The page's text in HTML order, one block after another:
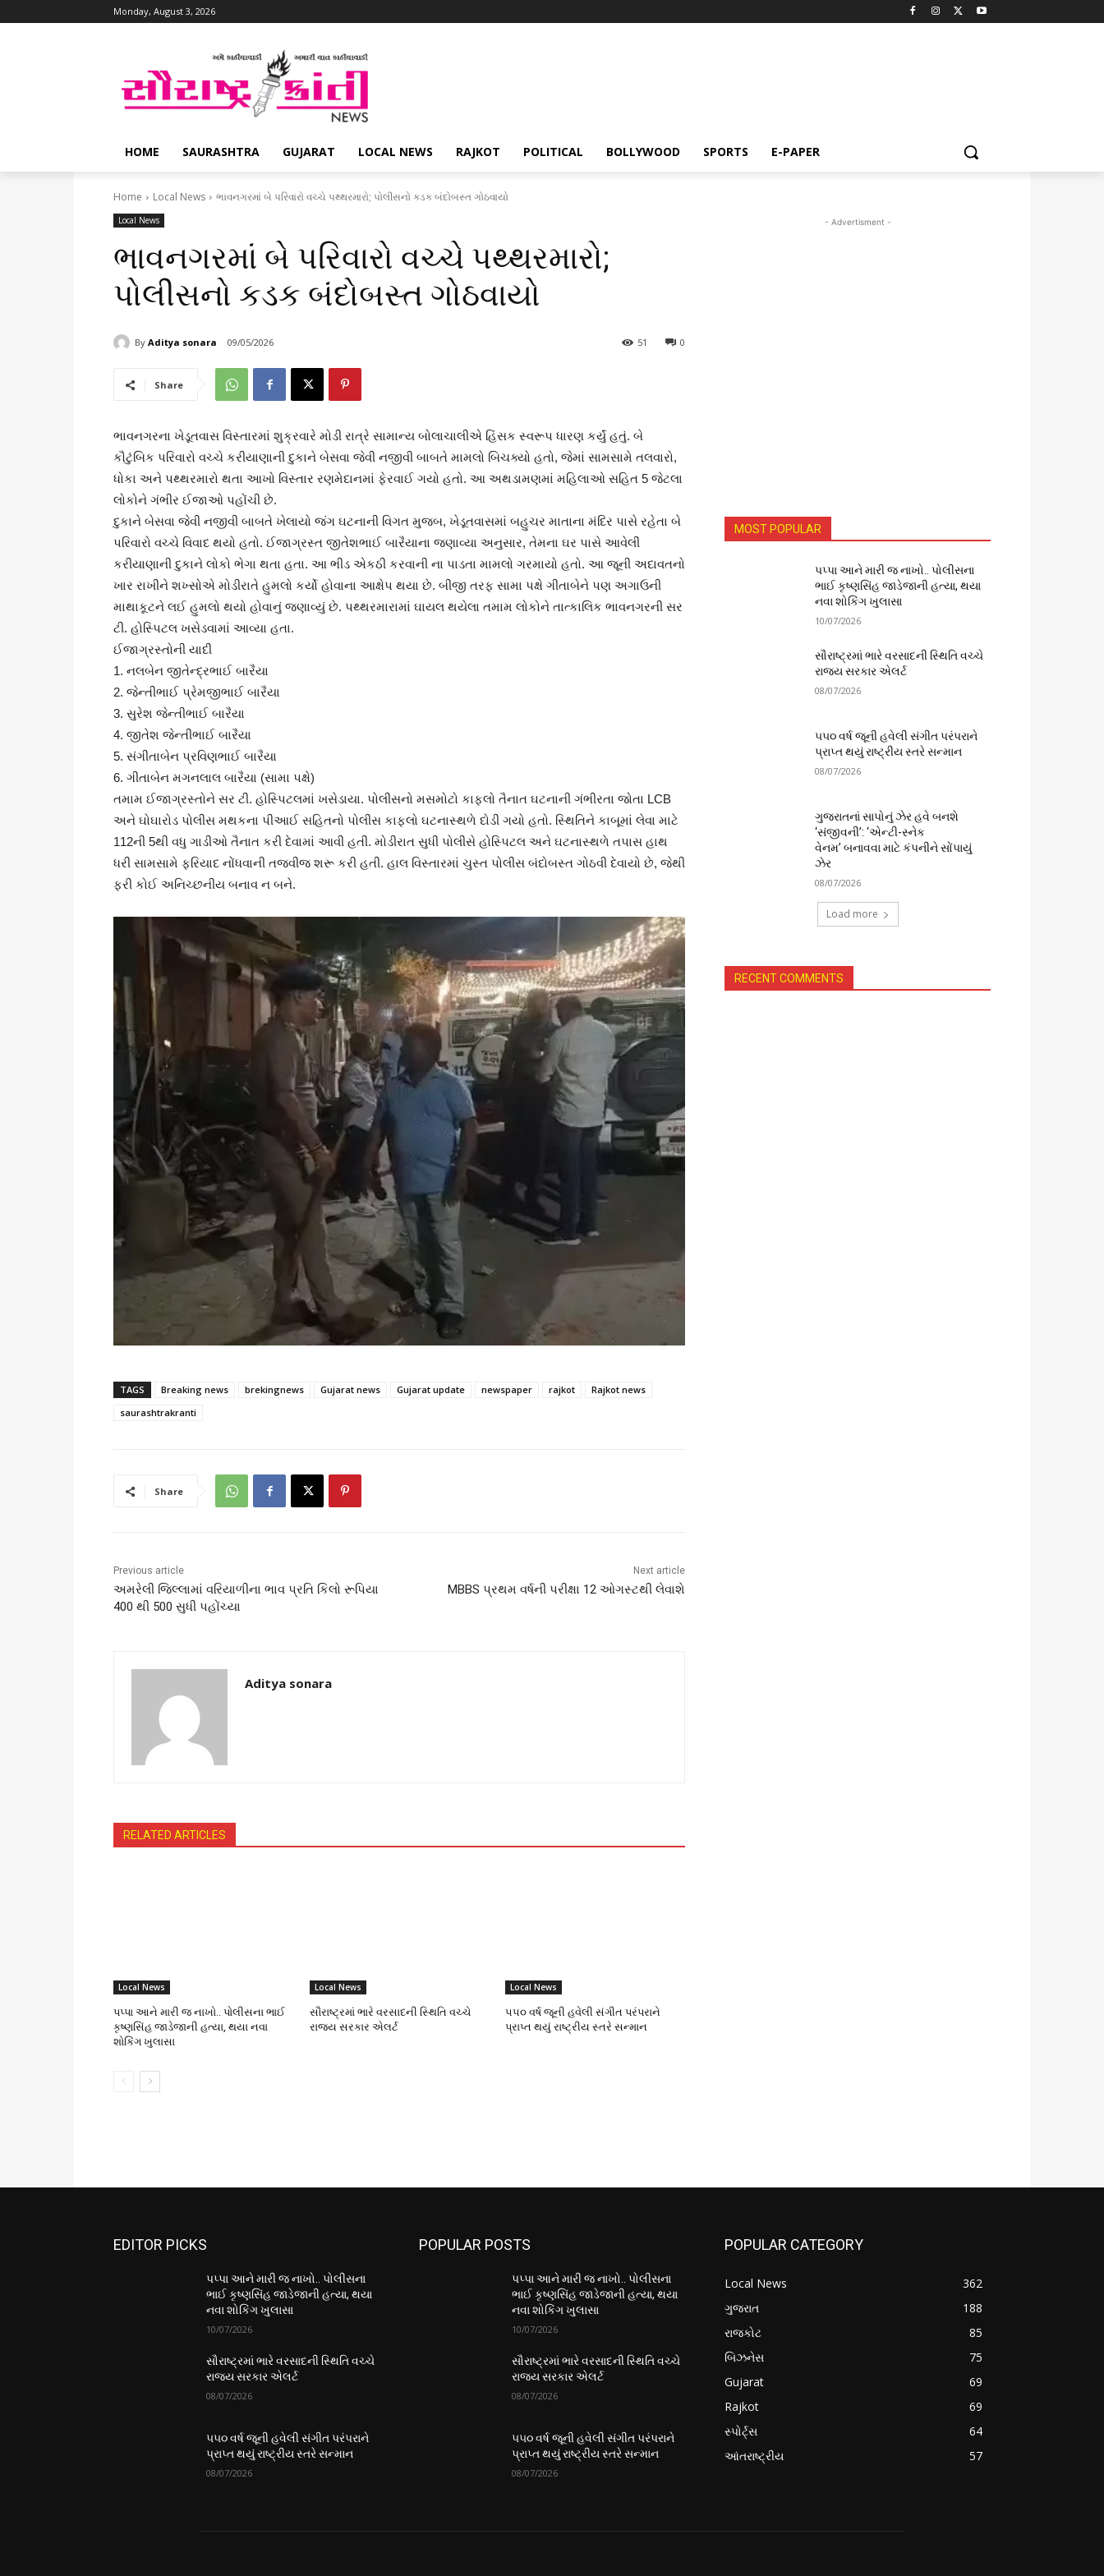
Monday, August 3, 2026
HOME SAURASHTRA GUJARAT LOCAL NEWS RAJKOT POLITICAL BOLLYWOOD SPORTS E-PAPER
Home Local News ભાવનગરમાં બે પરિવારો વચ્ચે પથ્થરમારો; પોલીસનો કડક બંદોબસ્ત ગોઠવાયો
Local News
ભાવનગરમાં બે પરિવારો વચ્ચે પથ્થરમારો;
પોલીસનો કડક બંદોબસ્ત ગોઠવાયો
By Aditya sonara 09/05/2026 0
51
Share
ભાવનગરના ખેડૂતવાસ વિસ્તારમાં શુક્રવારે મોડી રાત્રે સામાન્ય બોલાચાલીએ હિંસક સ્વરૂપ ધારણ કર્યું હતું. બે
કૌટુંબિક પરિવારો વચ્ચે કરીયાણાની દુકાને બેસવા જેવી નજીવી બાબતે મામલો બિચક્યો હતો, જેમાં સામસામે તલવારો,
ધોકા અને પથ્થરમારો થતા આખો વિસ્તાર રણમેદાનમાં ફેરવાઈ ગયો હતો. આ અથડામણમાં મહિલાઓ સહિત 5 જેટલા
લોકોને ગંભીર ઈજાઓ પહોંચી છે.
દુકાને બેસવા જેવી નજીવી બાબતે ખેલાયો જંગ ઘટનાની વિગત મુજબ, ખેડૂતવાસમાં બહુચર માતાના મંદિર પાસે રહેતા બે
પરિવારો વચ્ચે વિવાદ થયો હતો. ઈજાગ્રસ્ત જીતેશભાઈ બારૈયાના જણાવ્યા અનુસાર, તેમના ઘર પાસે આવેલી
કરીયાણાની દુકાને લોકો ભેગા થતા હતા. આ ભીડ એકઠી કરવાની ના પાડતા મામલો ગરમાયો હતો. આ જૂની અદાવતનો
ખાર રાખીને શખ્સોએ મોડીરાતે હુમલો કર્યો હોવાના આક્ષેપ થયા છે. બીજી તરફ સામા પક્ષે ગીતાબેને પણ અગાઉની
માથાકૂટને લઈ હુમલો થયો હોવાનું જણાવ્યું છે. પથ્થરમારામાં ઘાયલ થયેલા તમામ લોકોને તાત્કાલિક ભાવનગરની સર
ટી. હોસ્પિટલ ખસેડવામાં આવ્યા હતા.
ઈજાગ્રસ્તોની યાદી
1. નલબેન જીતેન્દ્રભાઈ બારૈયા
2. જેન્તીભાઈ પ્રેમજીભાઈ બારૈયા
3. સુરેશ જેન્તીભાઈ બારૈયા
4. જીતેશ જેન્તીભાઈ બારૈયા
5. સંગીતાબેન પ્રવિણભાઈ બારૈયા
6. ગીતાબેન મગનલાલ બારૈયા (સામા પક્ષે)
તમામ ઈજાગ્રસ્તોને સર ટી. હોસ્પિટલમાં ખસેડાયા. પોલીસનો મસમોટો કાફલો તૈનાત ઘટનાની ગંભીરતા જોતા LCB
અને ઘોઘારોડ પોલીસ મથકના પીઆઈ સહિતનો પોલીસ કાફલો ઘટનાસ્થળે દોડી ગયો હતો. સ્થિતિને કાબૂમાં લેવા માટે
112ની 5થી વધુ ગાડીઓ તૈનાત કરી દેવામાં આવી હતી. મોડીરાત સુધી પોલીસે હોસ્પિટલ અને ઘટનાસ્થળે તપાસ હાથ
ધરી સામસામે ફરિયાદ નોંધવાની તજવીજ શરૂ કરી હતી. હાલ વિસ્તારમાં ચુસ્ત પોલીસ બંદોબસ્ત ગોઠવી દેવાયો છે, જેથી
ફરી કોઈ અનિચ્છનીય બનાવ ન બને.
TAGS Breaking news brekingnews Gujarat news Gujarat update newspaper rajkot
Rajkot news
saurashtrakranti
Share
Previous article
અમરેલી જિલ્લામાં વરિયાળીના ભાવ પ્રતિ કિલો રૂપિયા
400 થી 500 સુધી પહોંચ્યા
Next article
MBBS પ્રથમ વર્ષની પરીક્ષા 12 ઓગસ્ટથી લેવાશે
Aditya sonara
RELATED ARTICLES
Local News
પપ્પા આને મારી જ નાખો.. પોલીસના ભાઈ
કૃષ્ણસિંહ જાડેજાની હત્યા, થયા નવા
શોકિંગ ખુલાસા
Local News
સૌરાષ્ટ્રમાં ભારે વરસાદની સ્થિતિ વચ્ચે
રાજ્ય સરકાર એલર્ટ
Local News
૫૫૦ વર્ષ જૂની હવેલી સંગીત પરંપરાને
પ્રાપ્ત થયું રાષ્ટ્રીય સ્તરે સન્માન
- Advertisment -
MOST POPULAR
પપ્પા આને મારી જ નાખો.. પોલીસના
ભાઈ કૃષ્ણસિંહ જાડેજાની હત્યા, થયા
નવા શોકિંગ ખુલાસા
10/07/2026
સૌરાષ્ટ્રમાં ભારે વરસાદની સ્થિતિ વચ્ચે
રાજ્ય સરકાર એલર્ટ
08/07/2026
૫૫૦ વર્ષ જૂની હવેલી સંગીત પરંપરાને
પ્રાપ્ત થયું રાષ્ટ્રીય સ્તરે સન્માન
08/07/2026
ગુજરાતનાં સાપોનું ઝેર હવે બનશે
‘સંજીવની’: ‘એન્ટી-સ્નેક
વેનમ’ બનાવવા માટે કંપનીને સોંપાયું
ઝેર
08/07/2026
Load more
RECENT COMMENTS
EDITOR PICKS
પપ્પા આને મારી જ નાખો.. પોલીસના
ભાઈ કૃષ્ણસિંહ જાડેજાની હત્યા, થયા
નવા શોકિંગ ખુલાસા
10/07/2026
સૌરાષ્ટ્રમાં ભારે વરસાદની સ્થિતિ વચ્ચે
રાજ્ય સરકાર એલર્ટ
08/07/2026
૫૫૦ વર્ષ જૂની હવેલી સંગીત પરંપરાને
પ્રાપ્ત થયું રાષ્ટ્રીય સ્તરે સન્માન
08/07/2026
POPULAR POSTS
પપ્પા આને મારી જ નાખો.. પોલીસના
ભાઈ કૃષ્ણસિંહ જાડેજાની હત્યા, થયા
નવા શોકિંગ ખુલાસા
10/07/2026
સૌરાષ્ટ્રમાં ભારે વરસાદની સ્થિતિ વચ્ચે
રાજ્ય સરકાર એલર્ટ
08/07/2026
૫૫૦ વર્ષ જૂની હવેલી સંગીત પરંપરાને
પ્રાપ્ત થયું રાષ્ટ્રીય સ્તરે સન્માન
08/07/2026
POPULAR CATEGORY
Local News
362
ગુજરાત
188
રાજકોટ
85
બિઝનેસ
75
Gujarat
69
Rajkot
69
સ્પોર્ટ્સ
64
આંતરાષ્ટ્રીય
57